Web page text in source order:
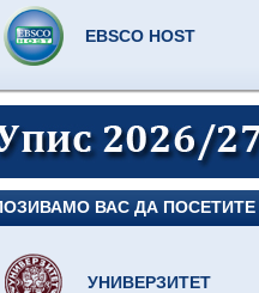
EBSCO HOST
ВАС ДА ПОСЕТИТЕ
УНИВЕРЗИТЕТ